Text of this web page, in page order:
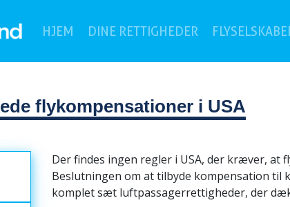
HJEM DINE RETTIGHEDER
flykompensationer i USA
Der findes ingen regler i USA, der kræver, at
Beslutningen om at tilbyde kompensation til
komplet sæt luftpassagerrettigheder, der